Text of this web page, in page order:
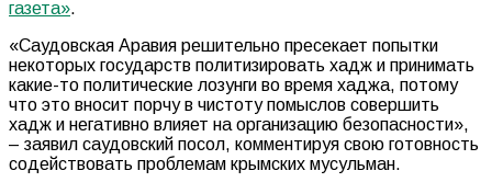
газета».
«Саудовская Аравия решительно пресекает попытки
некоторых государств политизировать хадж и принимать
какие-то политические лозунги во время хаджа, потому
что это вносит порчу в чистоту помыслов совершить
хадж и негативно влияет на организацию безопасности»,
– заявил саудовский посол, комментируя свою готовность
содействовать проблемам крымских мусульман.